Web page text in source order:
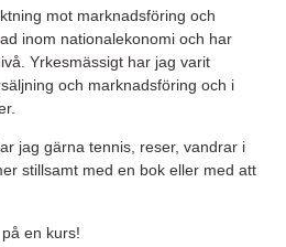
mot marknadsföring och
inom nationalekonomi och har
Yrkesmässigt har jag varit
och marknadsföring och i
jag gärna tennis, reser, vandrar i
stillsamt med en bok eller med att
en kurs!